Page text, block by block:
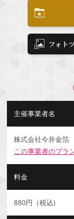
フォト
主催事業者名
株式会社今井金箔
この事業者のプラ
料金
880円（税込)